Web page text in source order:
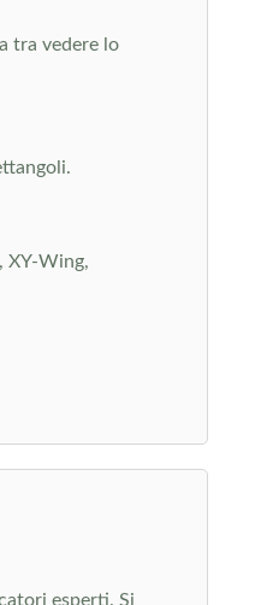
tra vedere lo
XY-Wing,
esperti. Si